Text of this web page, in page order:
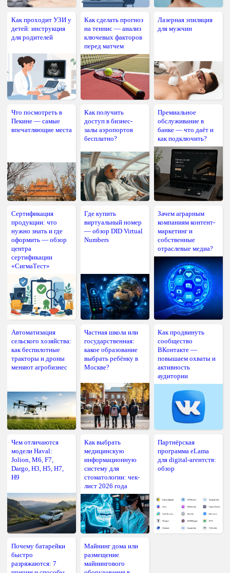
Как проходит УЗИ у
детей: инструкция
для родителей
Как сделать прогноз
на теннис — анализ
ключевых факторов
перед матчем
Лазерная эпиляция
для мужчин
Что посмотреть в
Пекине — самые
впечатляющие места
Как получить
доступ в бизнес-
залы аэропортов
бесплатно?
Премиальное
обслуживание в
банке — что даёт и
как подключить?
Сертификация
продукции: что
нужно знать и где
оформить — обзор
центра
сертификации
«СигмаТест»
Где купить
виртуальный номер
— обзор DID Virtual
Numbers
Зачем аграрным
компаниям контент-
маркетинг и
собственные
отраслевые медиа?
Автоматизация
сельского хозяйства:
как беспилотные
тракторы и дроны
меняют агробизнес
Частная школа или
государственная:
какое образование
выбрать ребёнку в
Москве?
Как продвинуть
сообщество
ВКонтакте —
повышаем охваты и
активность
аудитории
Чем отличаются
модели Haval:
Jolion, M6, F7,
Dargo, H3, H5, H7,
H9
Как выбрать
медицинскую
информационную
систему для
стоматологии: чек-
лист 2026 года
Партнёрская
программа eLama
для digital-агентств:
обзор
Почему батарейки
быстро
разряжаются: 7
Майнинг дома или
размещение
майнингового